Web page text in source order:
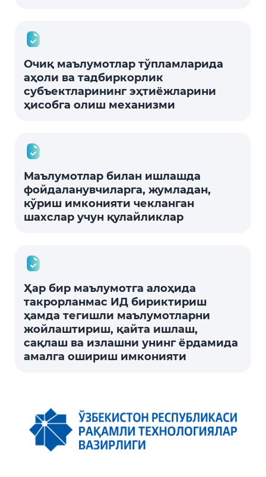
Очиқ маълумотлар тўпламларида
аҳоли ва тадбиркорлик
субъектларининг эҳтиёжларини
ҳисобга олиш механизми
Маълумотлар билан ишлашда
фойдаланувчиларга, жумладан,
кўриш имконияти чекланган
шахслар учун қулайликлар
Ҳар бир маълумотга алоҳида
такрорланмас ИД бириктириш
ҳамда тегишли маълумотларни
жойлаштириш, қайта ишлаш,
сақлаш ва излашни унинг ёрдамида
амалга ошириш имконияти